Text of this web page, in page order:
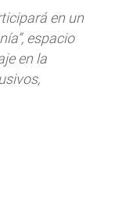
en un
espacio
en la